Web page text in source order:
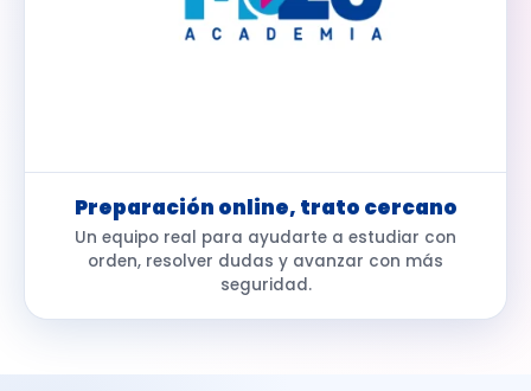
Preparación online, trato cercano
Un equipo real para ayudarte a estudiar con
orden, resolver dudas y avanzar con más
seguridad.